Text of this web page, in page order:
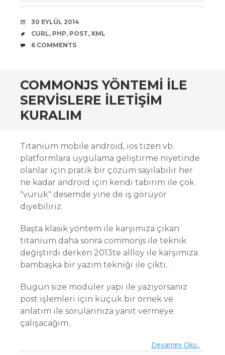
DATE
30 EYLÜL 2014
TAGS
CURL, PHP, POST, XML
COMMENTS
6 COMMENTS
COMMONJS YÖNTEMI ILE
SERVISLERE ILETIŞIM
KURALIM
Titanium mobile android, ios tizen vb.
platformlara uygulama geliştirme niyetinde
olanlar için pratik bir çözüm sayılabilir her
ne kadar android için kendi tabirim ile çok
"vuruk" desemde yine de iş görüyor
diyebiliriz.
Başta klasik yöntem ile karşımıza çıkan
titanium daha sonra commonjs ile teknik
değiştirdi derken 2013te allloy ile karşımıza
bambaşka bir yazım tekniği ile çıktı..
Bugün size modüler yapı ile yazıyorsanız
post işlemleri için küçük bir örnek ve
anlatım ile sorularınıza yanıt vermeye
çalışacağım..
Devamını Oku..